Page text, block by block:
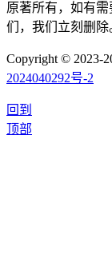
原著所有，如有
们，我们立刻删除
Copyright © 2023-
2024040292号-2
回到
顶部